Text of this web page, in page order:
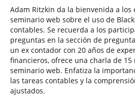
Adam Ritzkin da la bienvenida a los
seminario web sobre el uso de
contables. Se recuerda a los
preguntas en la sección de
un ex contador con 20 años de
financieros, ofrece una charla de
seminario web. Enfatiza la
las tareas contables y la
ajustados.